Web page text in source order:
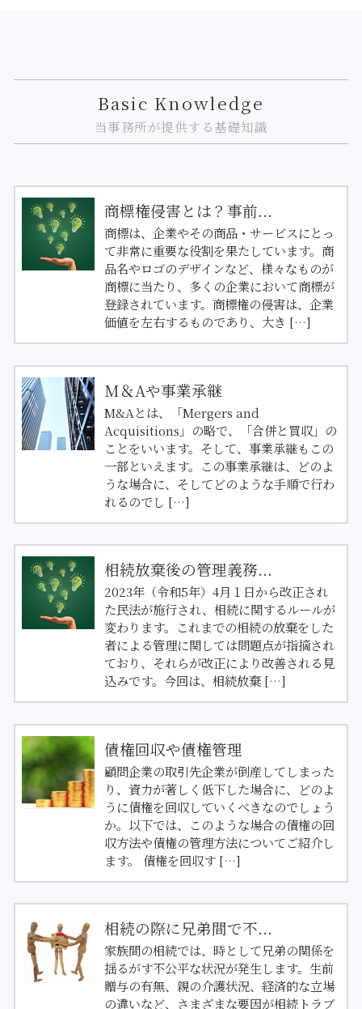
Basic Knowledge
当事務所が提供する基礎知識
商標権侵害とは？事前...
商標は、企業やその商品・サービスにとっ
て非常に重要な役割を果たしています。商
品名やロゴのデザインなど、様々なものが
商標に当たり、多くの企業において商標が
登録されています。商標権の侵害は、企業
価値を左右するものであり、大き […]
M＆Aや事業承継
M&Aとは、「Mergers and
Acquisitions」の略で、「合併と買収」の
ことをいいます。そして、事業承継もこの
一部といえます。この事業承継は、どのよ
うな場合に、そしてどのような手順で行わ
れるのでし […]
相続放棄後の管理義務...
2023年（令和5年）4月１日から改正され
た民法が施行され、相続に関するルールが
変わります。これまでの相続の放棄をした
者による管理に関しては問題点が指摘され
ており、それらが改正により改善される見
込みです。今回は、相続放棄 […]
債権回収や債権管理
顧問企業の取引先企業が倒産してしまった
り、資力が著しく低下した場合に、どのよ
うに債権を回収していくべきなのでしょう
か。以下では、このような場合の債権の回
収方法や債権の管理方法についてご紹介し
ます。 債権を回収す […]
相続の際に兄弟間で不...
家族間の相続では、時として兄弟の関係を
揺るがす不公平な状況が発生します。生前
贈与の有無、親の介護状況、経済的な立場
の違いなど、さまざまな要因が相続トラブ